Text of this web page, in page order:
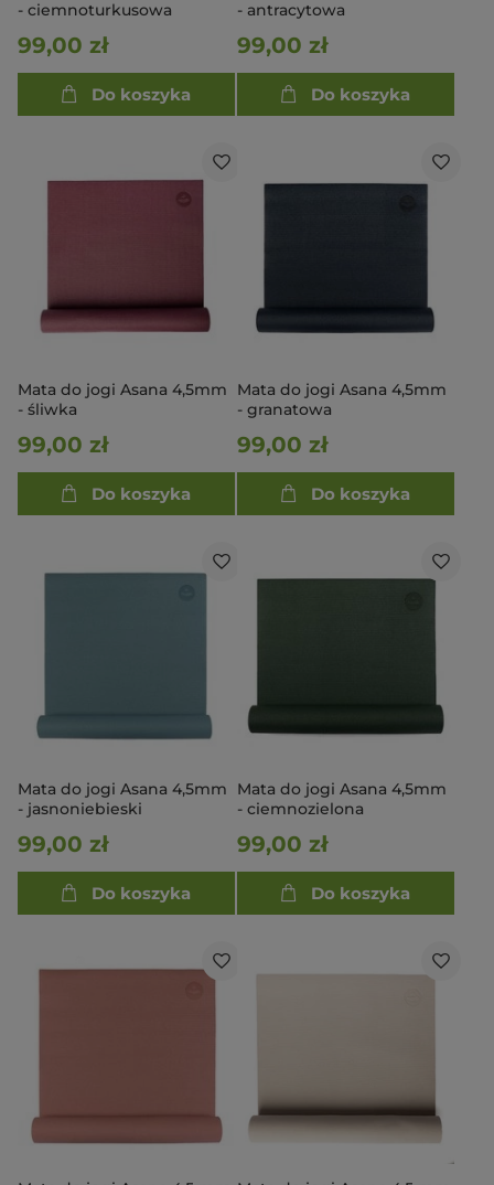
- ciemnoturkusowa
99,00 zł
Do koszyka
- antracytowa
99,00 zł
Do koszyka
Mata do jogi Asana 4,5mm
- śliwka
99,00 zł
Do koszyka
Mata do jogi Asana 4,5mm
- granatowa
99,00 zł
Do koszyka
Mata do jogi Asana 4,5mm
- jasnoniebieski
99,00 zł
Do koszyka
Mata do jogi Asana 4,5mm
- ciemnozielona
99,00 zł
Do koszyka